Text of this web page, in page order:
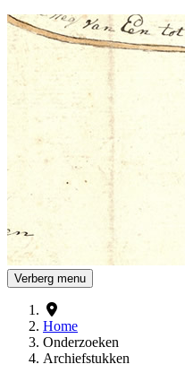
Drents Archief
Verberg menu
Home
Onderzoeken
Archiefstukken